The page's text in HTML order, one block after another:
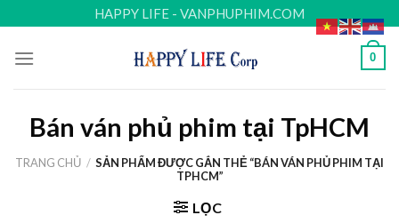
to
content
HAPPY LIFE - VANPHUPHIM.COM
0
Bán ván phủ phim tại TpHCM
TRANG CHỦ / SẢN PHẨM ĐƯỢC GẮN THẺ “BÁN VÁN PHỦ PHIM TẠI
TPHCM”
LỌC